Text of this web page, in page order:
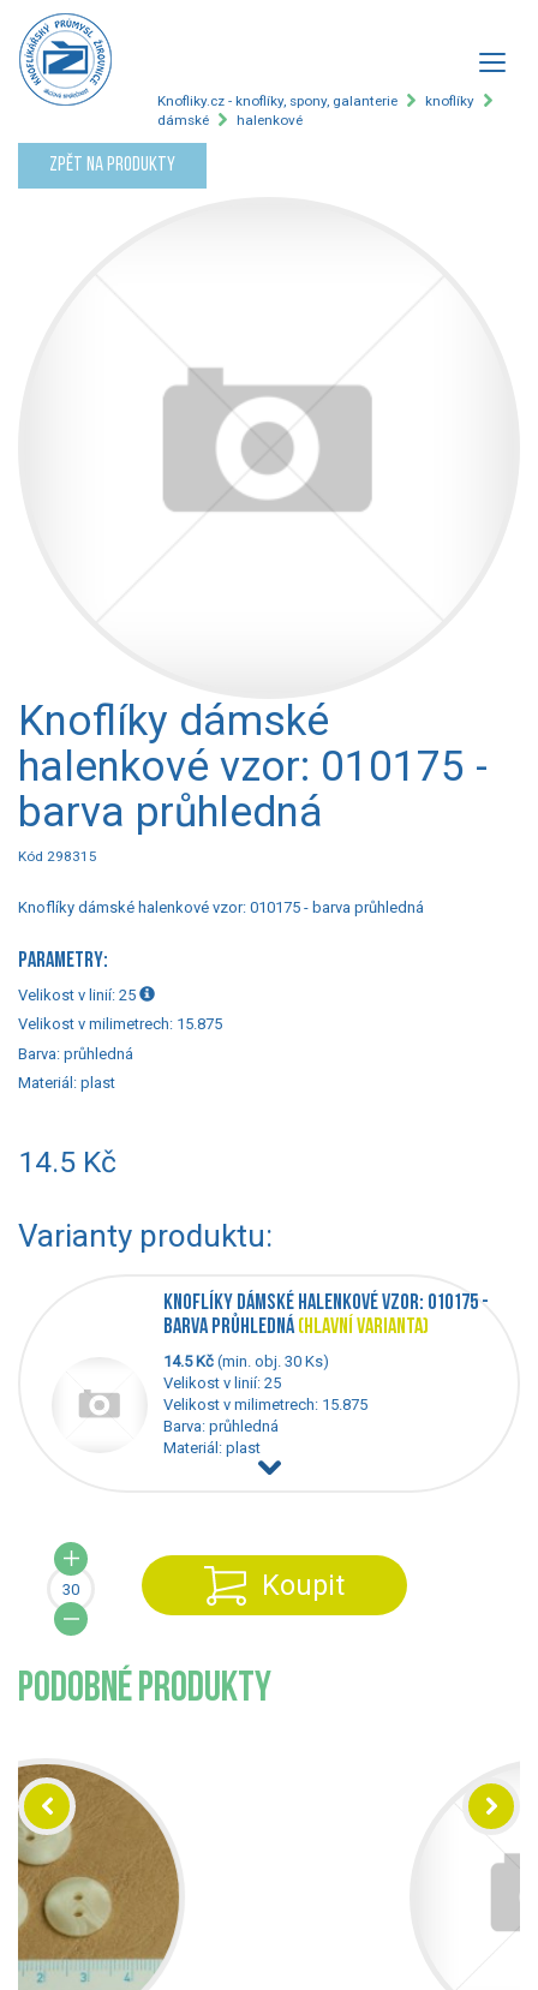
Knofliky.cz - knoflíky, spony, galanterie
knoflíky
dámské
halenkové
Zpět na produkty
Knoflíky dámské
halenkové vzor: 010175 -
barva průhledná
Kód 298315
Knoflíky dámské halenkové vzor: 010175 - barva průhledná
PARAMETRY:
Velikost v linií: 25
Velikost v milimetrech: 15.875
Barva: průhledná
Materiál: plast
14.5 Kč
Varianty produktu:
KNOFLÍKY DÁMSKÉ HALENKOVÉ VZOR: 010175 -
BARVA PRŮHLEDNÁ(HLAVNÍ VARIANTA)
14.5 Kč (min. obj. 30 Ks)
Velikost v linií: 25
Velikost v milimetrech: 15.875
Barva: průhledná
Materiál: plast
Koupit
PODOBNÉ PRODUKTY